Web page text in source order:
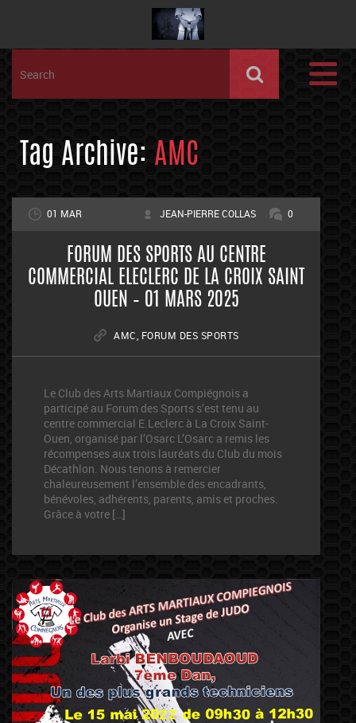
Tag Archive: AMC
01 MAR JEAN-PIERRE COLLAS 0
FORUM DES SPORTS AU CENTRE
COMMERCIAL ELECLERC DE LA CROIX SAINT
OUEN – 01 MARS 2025
AMC FORUM DES SPORTS
Le Club des Arts Martiaux Compiégnois a
participé au Forum des Sports s’est tenu au
centre commercial E.Leclerc à La Croix Saint-
Ouen, organisé par l’Osarc L’Osarc a remis les
récompenses aux trois lauréats du Club du mois
Décathlon. Nous tenons à remercier
chaleureusement l’ensemble des encadrants,
bénévoles, adhérents, parents, amis et proches.
Grâce à votre […]